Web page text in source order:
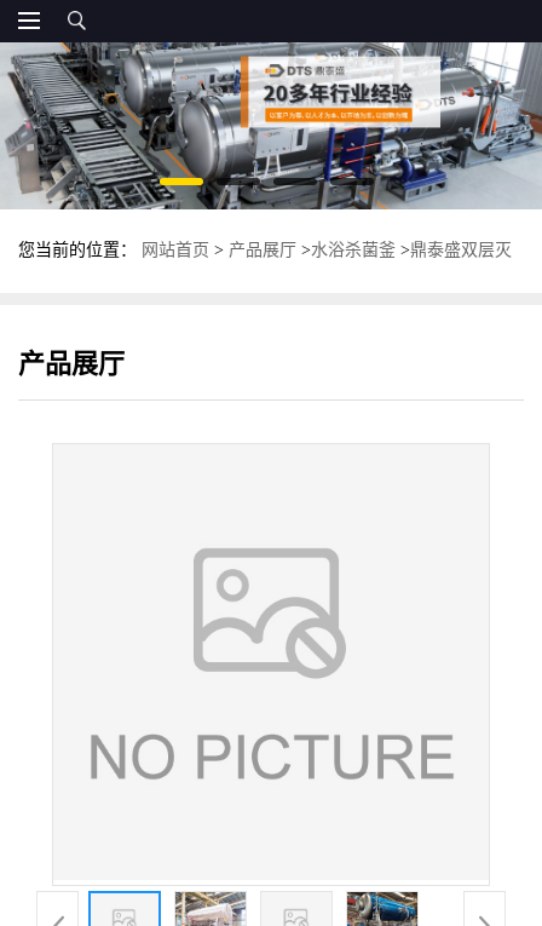
您当前的位置： 网站首页 > 产品展厅 >水浴杀菌釜 >鼎泰盛双层灭
产品展厅